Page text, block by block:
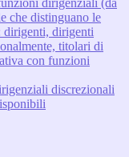
dirigenziali (da
che distinguano le
dirigenti, dirigenti
titolari di
con funzioni
discrezionali